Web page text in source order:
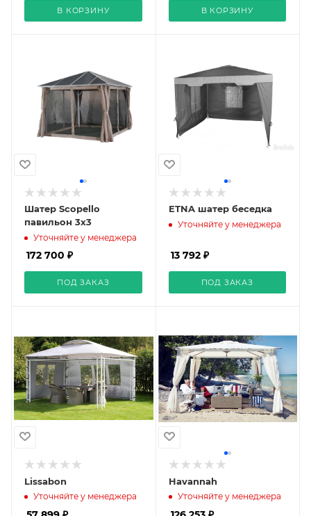
В КОРЗИНУ В КОРЗИНУ
Шатер Scopello
павильон 3х3
Уточняйте у менеджера
172 700 ₽
ПОД ЗАКАЗ
ETNA шатер беседка
Уточняйте у менеджера
13 792 ₽
ПОД ЗАКАЗ
Lissabon
Уточняйте у менеджера
Havannah
Уточняйте у менеджера